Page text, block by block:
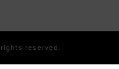
reserved.